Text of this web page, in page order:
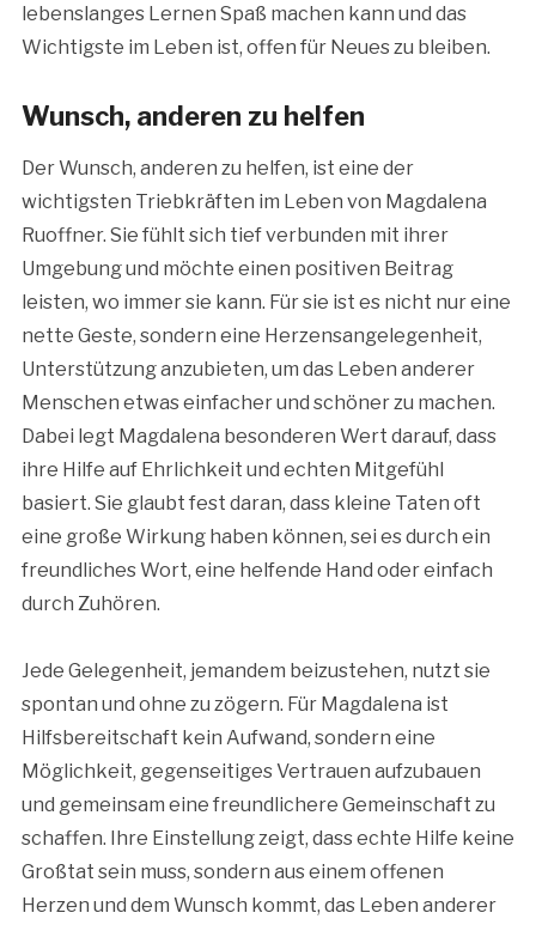
lebenslanges Lernen Spaß machen kann und das
Wichtigste im Leben ist, offen für Neues zu bleiben.
Wunsch, anderen zu helfen
Der Wunsch, anderen zu helfen, ist eine der
wichtigsten Triebkräften im Leben von Magdalena
Ruoffner. Sie fühlt sich tief verbunden mit ihrer
Umgebung und möchte einen positiven Beitrag
leisten, wo immer sie kann. Für sie ist es nicht nur eine
nette Geste, sondern eine Herzensangelegenheit,
Unterstützung anzubieten, um das Leben anderer
Menschen etwas einfacher und schöner zu machen.
Dabei legt Magdalena besonderen Wert darauf, dass
ihre Hilfe auf Ehrlichkeit und echten Mitgefühl
basiert. Sie glaubt fest daran, dass kleine Taten oft
eine große Wirkung haben können, sei es durch ein
freundliches Wort, eine helfende Hand oder einfach
durch Zuhören.
Jede Gelegenheit, jemandem beizustehen, nutzt sie
spontan und ohne zu zögern. Für Magdalena ist
Hilfsbereitschaft kein Aufwand, sondern eine
Möglichkeit, gegenseitiges Vertrauen aufzubauen
und gemeinsam eine freundlichere Gemeinschaft zu
schaffen. Ihre Einstellung zeigt, dass echte Hilfe keine
Großtat sein muss, sondern aus einem offenen
Herzen und dem Wunsch kommt, das Leben anderer